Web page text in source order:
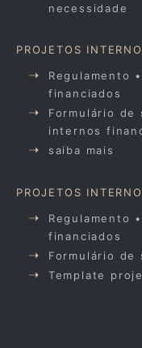
necessidade
PROJETOS
Regulamento
financiados
Formulário de
internos
saiba mais
PROJETOS
Regulamento
financiados
Formulário de
Template